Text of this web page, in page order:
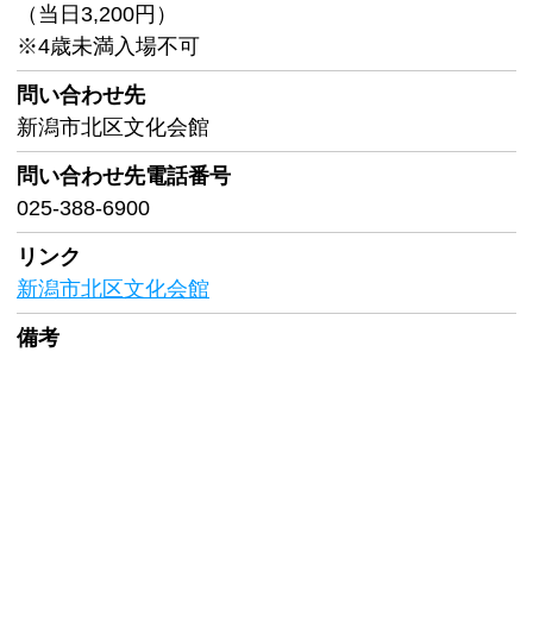
（当日3,200円）
※4歳未満入場不可
問い合わせ先
新潟市北区文化会館
問い合わせ先電話番号
025-388-6900
リンク
新潟市北区文化会館
備考